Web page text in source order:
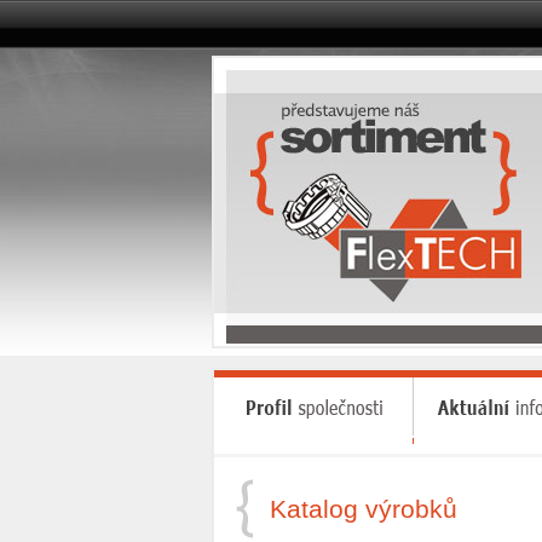
Katalog výrobků